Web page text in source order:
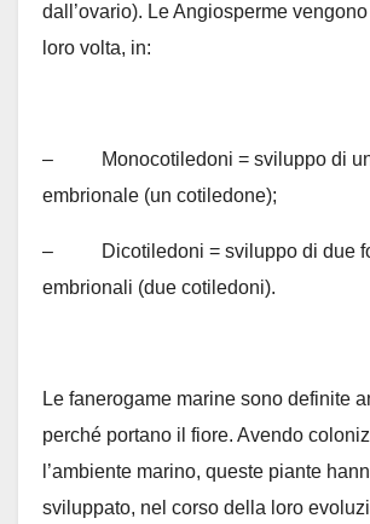
dall’ovario). Le Angiosperme
loro volta, in:
– Monocotiledoni = sviluppo di
embrionale (un cotiledone);
– Dicotiledoni = sviluppo di due
embrionali (due cotiledoni).
Le fanerogame marine sono definite
perché portano il fiore. Avendo
l’ambiente marino, queste piante
sviluppato, nel corso della loro